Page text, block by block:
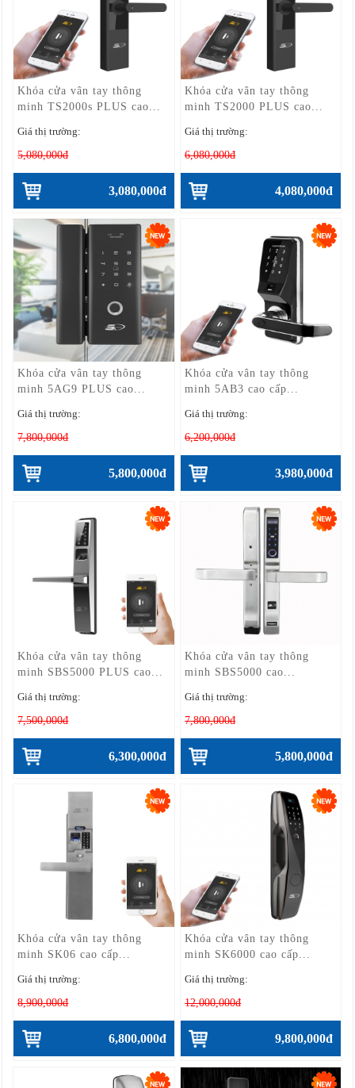
Khóa cửa vân tay thông
minh TS2000s PLUS cao...
Giá thị trường:
5,080,000đ
3,080,000đ
Khóa cửa vân tay thông
minh TS2000 PLUS cao...
Giá thị trường:
6,080,000đ
4,080,000đ
Khóa cửa vân tay thông
minh 5AG9 PLUS cao...
Giá thị trường:
7,800,000đ
5,800,000đ
Khóa cửa vân tay thông
minh 5AB3 cao cấp...
Giá thị trường:
6,200,000đ
3,980,000đ
Khóa cửa vân tay thông
minh SBS5000 PLUS cao...
Giá thị trường:
7,500,000đ
6,300,000đ
Khóa cửa vân tay thông
minh SBS5000 cao...
Giá thị trường:
7,800,000đ
5,800,000đ
Khóa cửa vân tay thông
minh SK06 cao cấp...
Giá thị trường:
8,900,000đ
6,800,000đ
Khóa cửa vân tay thông
minh SK6000 cao cấp...
Giá thị trường:
12,000,000đ
9,800,000đ